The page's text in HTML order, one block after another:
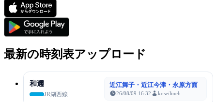
最新の時刻表アップロード
和邇
JR湖西線
近江舞子・近江今津・永原方面
26/08/09 16:32 koseilineb